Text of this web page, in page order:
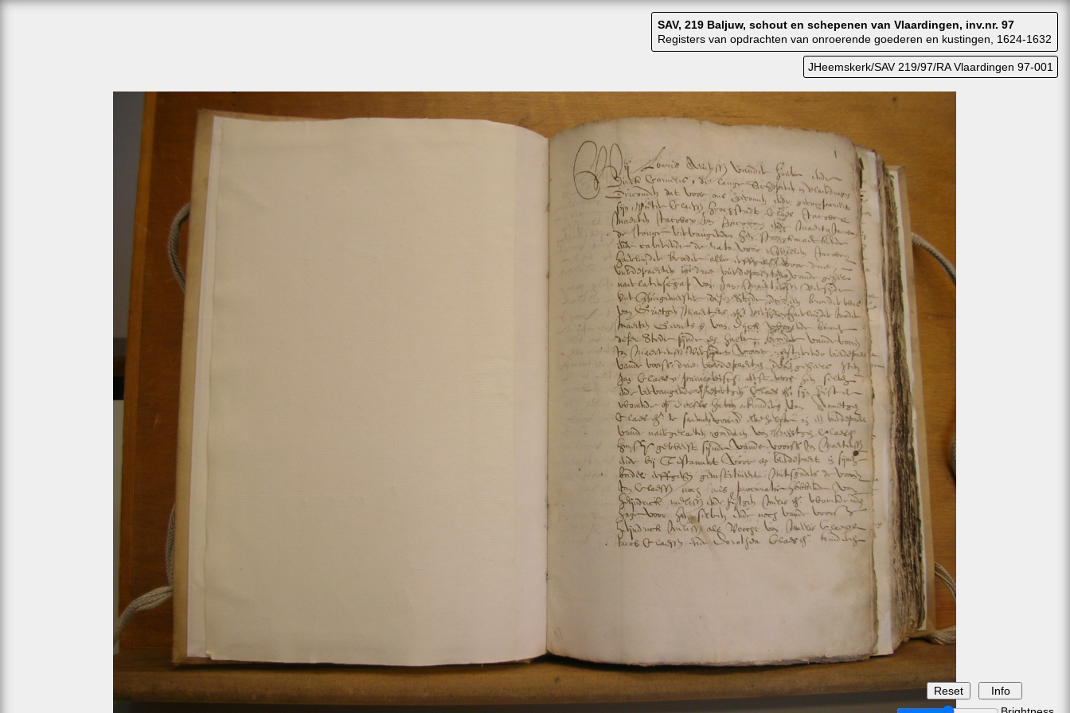
SAV, 219 Baljuw, schout en schepenen van Vlaardingen, inv.nr. 97
Registers van opdrachten van onroerende goederen en kustingen, 1624-1632
JHeemskerk/SAV 219/97/RA Vlaardingen 97-001